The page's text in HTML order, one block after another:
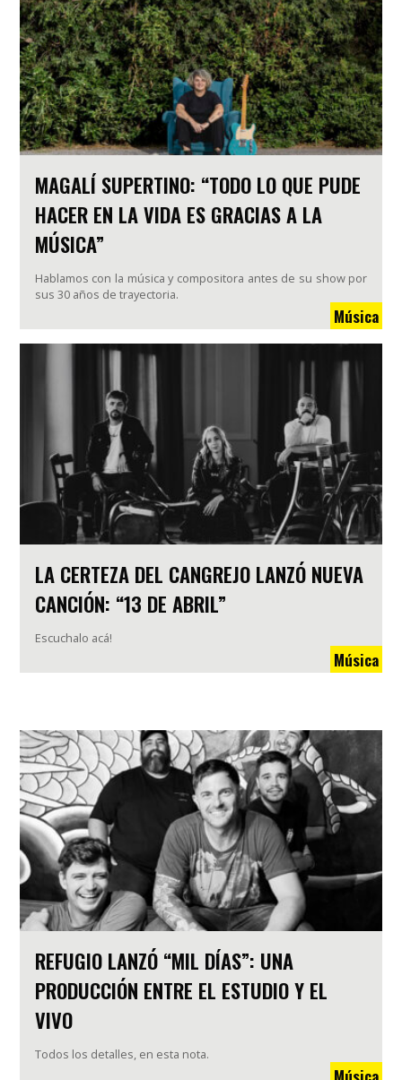
MAGALÍ SUPERTINO: “TODO LO QUE PUDE
HACER EN LA VIDA ES GRACIAS A LA
MÚSICA”
Hablamos con la música y compositora antes de su show por
sus 30 años de trayectoria.
Música
LA CERTEZA DEL CANGREJO LANZÓ NUEVA
CANCIÓN: “13 DE ABRIL”
Escuchalo acá!
Música
REFUGIO LANZÓ “MIL DÍAS”: UNA
PRODUCCIÓN ENTRE EL ESTUDIO Y EL
VIVO
Todos los detalles, en esta nota.